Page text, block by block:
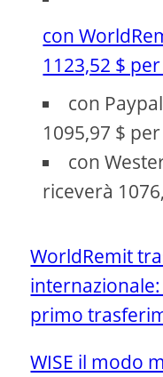
con
1123,52 $
con
1095,97 $
con
riceverà
WorldRemit
primo
WISE il modo